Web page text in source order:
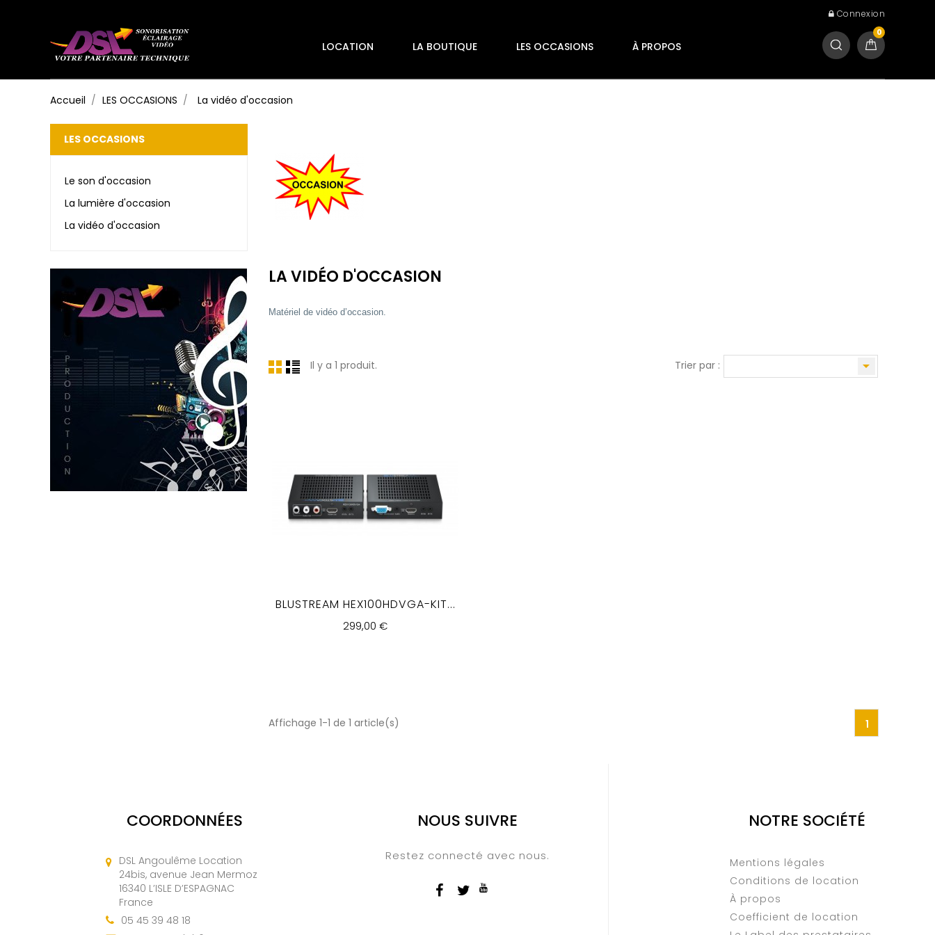
Connexion
0
LOCATION LA BOUTIQUE LES OCCASIONS À PROPOS
Accueil LES OCCASIONS La vidéo d'occasion
LA VIDÉO D'OCCASION
Matériel de vidéo d’occasion.
Il y a 1 produit. 
Trier par :
BLUSTREAM HEX100HDVGA-KIT...
299,00 €
Affichage 1-1 de 1 article(s) 1
LES OCCASIONS
Le son d'occasion
La lumière d'occasion
La vidéo d'occasion
COORDONNÉES
DSL Angoulême Location
24bis, avenue Jean Mermoz
16340 L’ISLE D’ESPAGNAC
France
05 45 39 48 18
NOUS SUIVRE
Restez connecté avec nous.
NOTRE SOCIÉTÉ
Mentions légales
Conditions de location
À propos
Coefficient de location